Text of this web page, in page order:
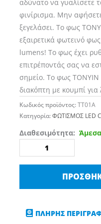
αδύνατο να γυαλίσετε
φινίρισμα. Μην
ξεγελάσει. Το φως
εξαιρετικά φωτεινό
lumens! Το φως έχει
επιτρέποντάς σας να
σημείο. Το φως TONYIN
διακόπτη με κουμπί για
Κωδικός προϊόντος:TT01A
Κατηγορία:ΦΩΤΙΣΜΟΣ LED
Διαθεσιμότητα:
Tonyin
Detailing
Swirl
ποσότητα
ΠΛΗΡΗΣ